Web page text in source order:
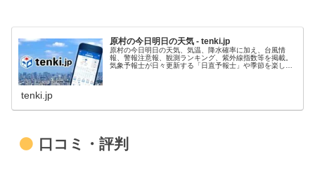
原村の今日明日の天気 - tenki.jp
原村の今日明日の天気、気温、降水確率に加え、台風情
報、警報注意報、観測ランキング、紫外線指数等を掲載。
気象予報士が日々更新する「日直予報士」や季節を楽しむ
tenki.jp
口コミ・評判